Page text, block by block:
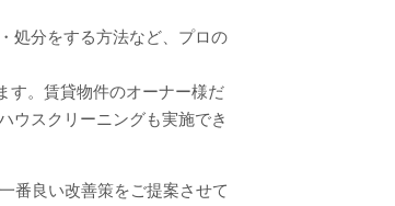
処分をする方法など、プロの
す。賃貸物件のオーナー様だ
ウスクリーニングも実施でき
番良い改善策をご提案させて